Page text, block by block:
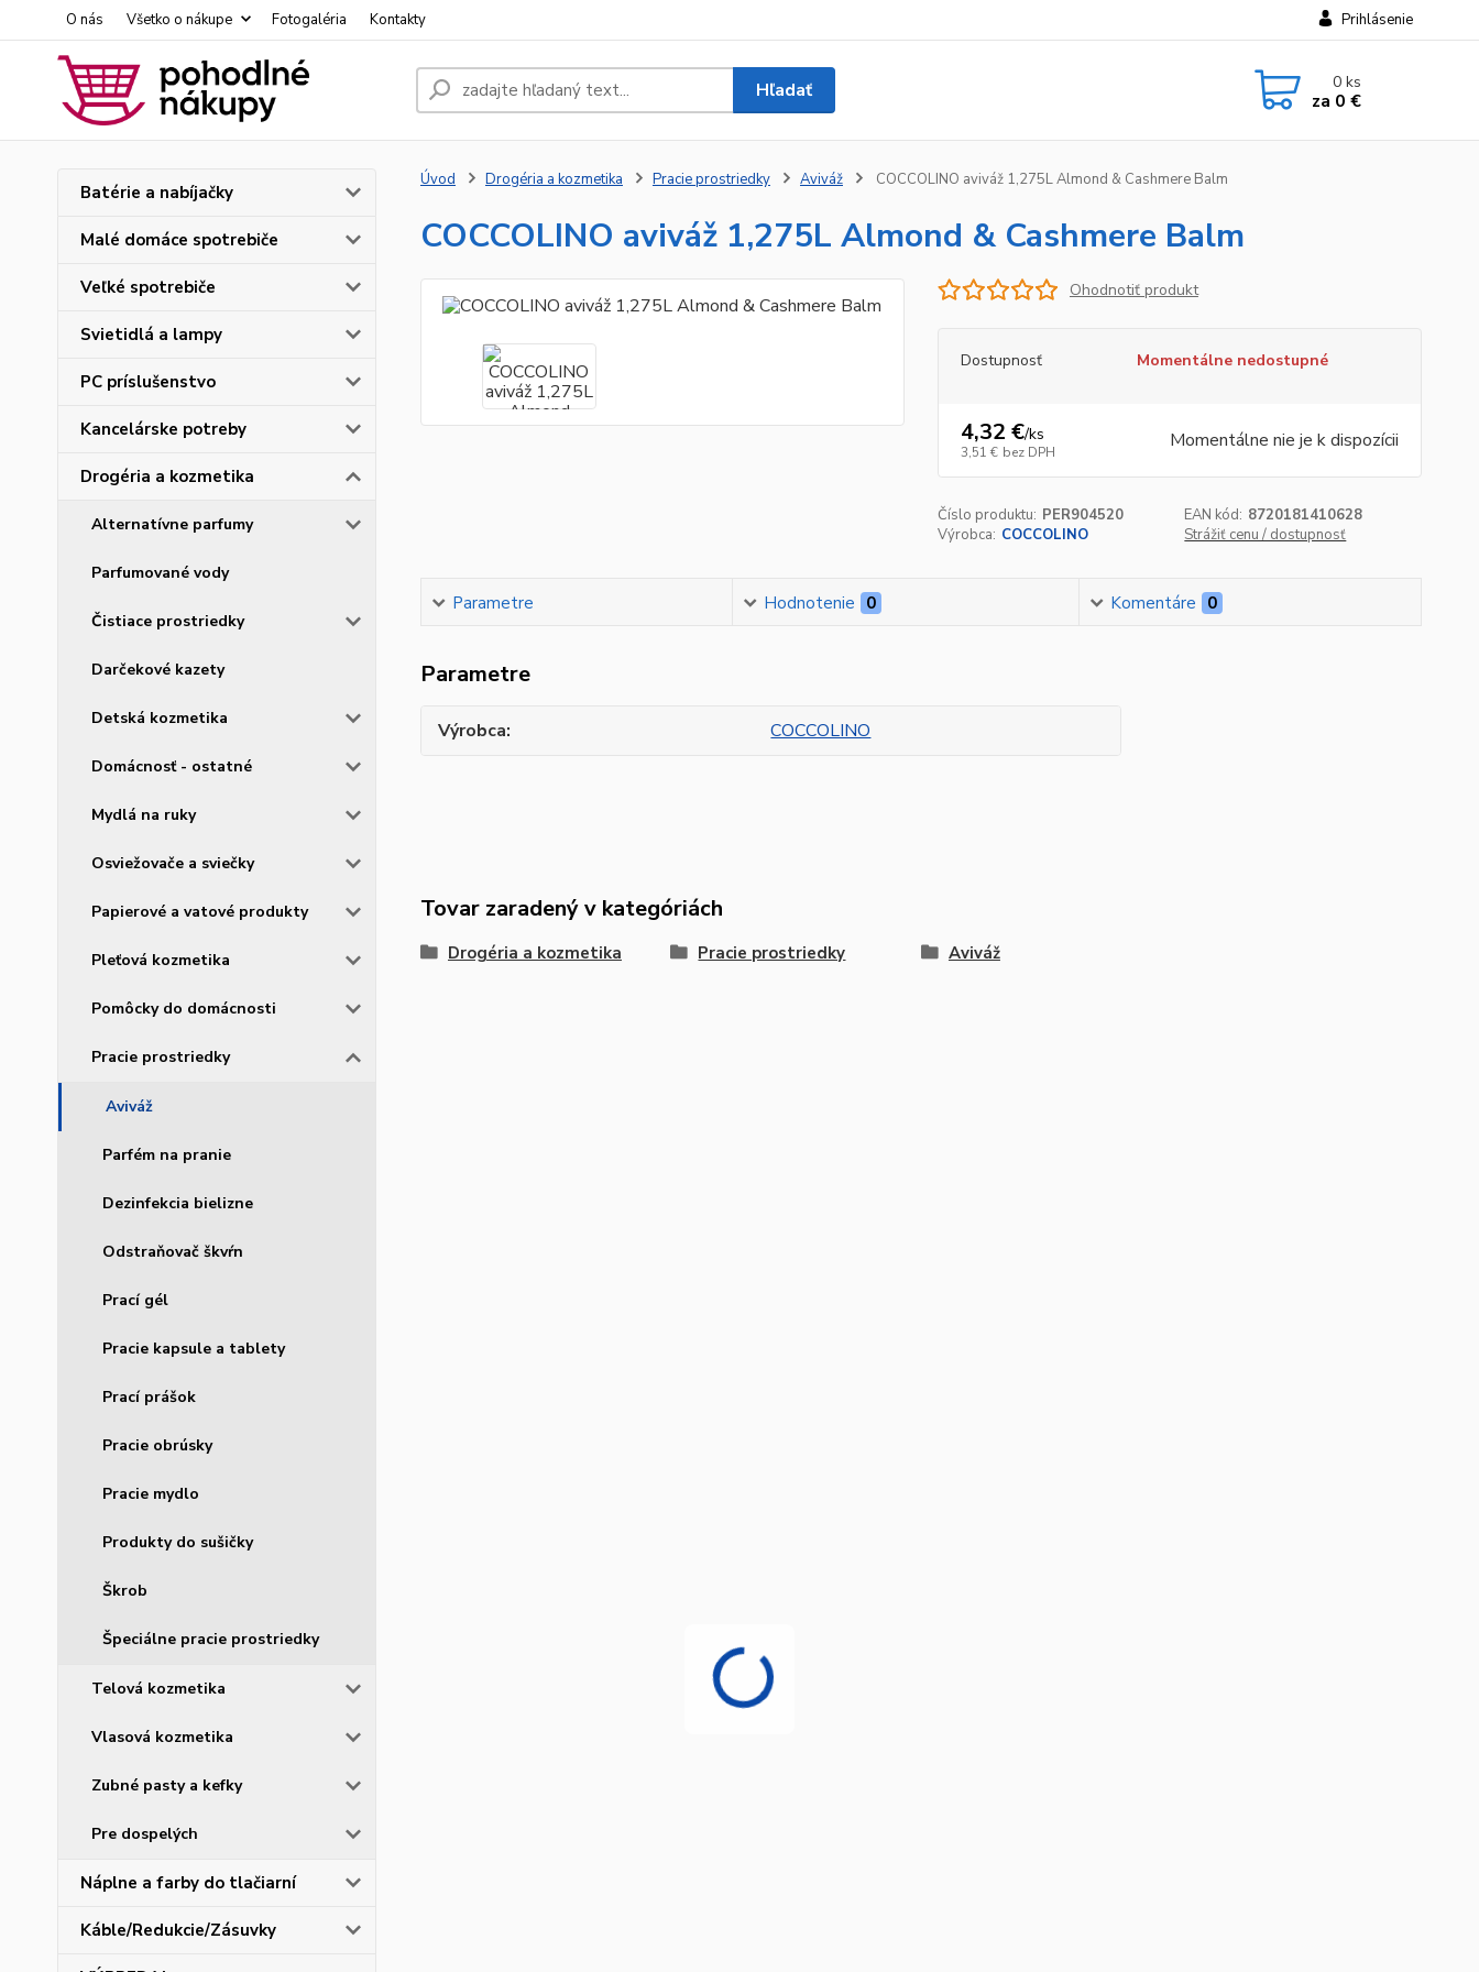
O nás Všetko o nákupe Fotogaléria Kontakty Prihlásenie
Hľadať 0ks
za 0 €
Batérie a nabíjačky
Malé domáce spotrebiče
Veľké spotrebiče
Svietidlá a lampy
PC príslušenstvo
Kancelárske potreby
Drogéria a kozmetika
Alternatívne parfumy
Parfumované vody
Čistiace prostriedky
Darčekové kazety
Detská kozmetika
Domácnosť - ostatné
Mydlá na ruky
Osviežovače a sviečky
Papierové a vatové produkty
Pleťová kozmetika
Pomôcky do domácnosti
Pracie prostriedky
Aviváž
Parfém na pranie
Dezinfekcia bielizne
Odstraňovač škvŕn
Prací gél
Pracie kapsule a tablety
Prací prášok
Pracie obrúsky
Pracie mydlo
Produkty do sušičky
Škrob
Špeciálne pracie prostriedky
Telová kozmetika
Vlasová kozmetika
Zubné pasty a kefky
Pre dospelých
Náplne a farby do tlačiarní
Káble/Redukcie/Zásuvky
Úvod Drogéria a kozmetika Pracie prostriedky Aviváž COCCOLINO aviváž 1,275L Almond & Cashmere Balm
COCCOLINO aviváž 1,275L Almond & Cashmere Balm
Ohodnotiť produkt
Dostupnosť Momentálne nedostupné
4,32 €/ks
3,51 € bez DPH Momentálne nie je k dispozícii
Číslo produktu: PER904520 EAN kód: 8720181410628
Výrobca: COCCOLINO Strážiť cenu / dostupnosť
Parametre Hodnotenie 0 Komentáre 0
Parametre
Výrobca COCCOLINO
Tovar zaradený v kategóriách
Drogéria a kozmetika Pracie prostriedky Aviváž